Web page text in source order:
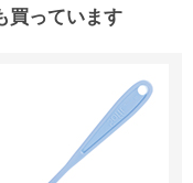
買っています